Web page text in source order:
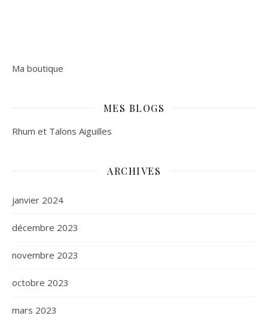
Ma boutique
MES BLOGS
Rhum et Talons Aiguilles
ARCHIVES
janvier 2024
décembre 2023
novembre 2023
octobre 2023
mars 2023